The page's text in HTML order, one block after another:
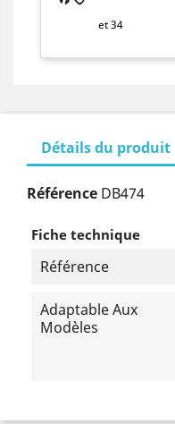
et 34
Détails du produit
Référence DB474
Fiche technique
Référence
Adaptable Aux
Modèles